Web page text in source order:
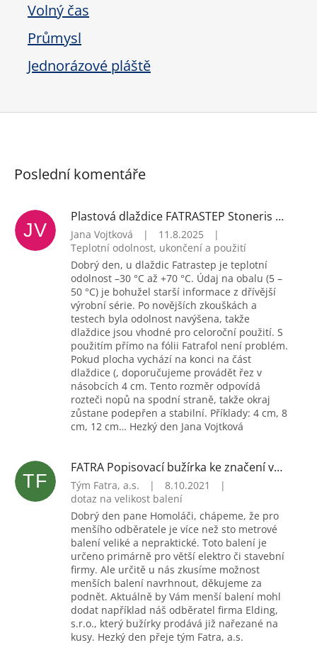
Volný čas
Průmysl
Jednorázové pláště
Poslední komentáře
JV
Plastová dlaždice FATRASTEP Stoneris černá
Jana Vojtková | 11.8.2025
|
Teplotní odolnost, ukončení a použití
Dobrý den, u dlaždic Fatrastep je teplotní
odolnost –30 °C až +70 °C. Údaj na obalu (5 –
50 °C) je bohužel starší informace z dřívější
výrobní série. Po novějších zkouškách a
testech byla odolnost navýšena, takže
dlaždice jsou vhodné pro celoroční použití. S
použitím přímo na fólii Fatrafol není problém.
Pokud plocha vychází na konci na část
dlaždice (, doporučujeme provádět řez v
násobcích 4 cm. Tento rozměr odpovídá
rozteči nopů na spodní straně, takže okraj
zůstane podepřen a stabilní. Příklady: 4 cm, 8
cm, 12 cm… Hezký den Jana Vojtková
TF
FATRA Popisovací bužírka ke značení vodičů, 5x5 mm (H1449)
Tým Fatra, a.s. | 8.10.2021
|
dotaz na velikost balení
Dobrý den pane Homoláči, chápeme, že pro
menšího odběratele je více než sto metrové
balení veliké a nepraktické. Toto balení je
určeno primárně pro větší elektro či stavební
firmy. Ale určitě u nás zkusíme možnost
menších balení navrhnout, děkujeme za
podnět. Aktuálně by Vám menší balení mohl
dodat například náš odběratel firma Elding,
s.r.o., který bužírky prodává již nařezané na
kusy. Hezký den přeje tým Fatra, a.s.